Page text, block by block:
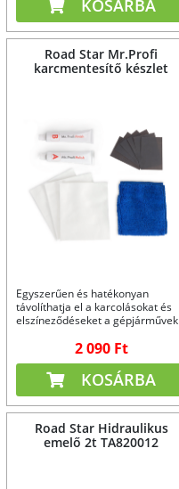
KOSÁRBA
Road Star Mr.Profi
karcmentesítő készlet
Egyszerűen és hatékonyan
távolíthatja el a karcolásokat és
elszíneződéseket a gépjárművek
2 090 Ft
KOSÁRBA
Road Star Hidraulikus
emelő 2t TA820012